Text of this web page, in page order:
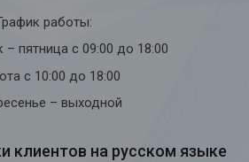
работы:
– пятница с 09:00 до 18:00
с 10:00 до 18:00
– выходной
кли­ен­тов на рус­ском языке